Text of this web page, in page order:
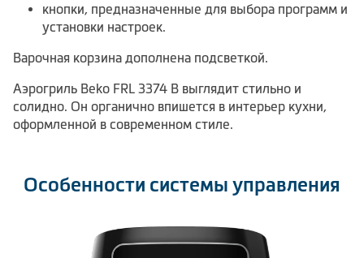
кнопки, предназначенные для выбора программ и
установки настроек.
Варочная корзина дополнена подсветкой.
Аэрогриль Beko FRL 3374 B выглядит стильно и
солидно. Он органично впишется в интерьер кухни,
оформленной в современном стиле.
Особенности системы управления